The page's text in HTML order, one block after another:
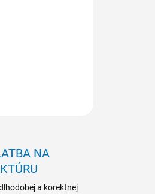
a možnosti dodania
NA
a korektnej